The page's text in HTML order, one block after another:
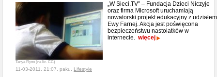
Tanya Ryno (na lic. CC)
„W Sieci.TV” – Fundacja Dzieci Niczyje
oraz firma Microsoft uruchamiają
nowatorski projekt edukacyjny z udziałem
Ewy Farnej. Akcja jest poświęcona
bezpieczeństwu nastolatków w
internecie. więcej
11-03-2011, 21:07, paku, Lifestyle